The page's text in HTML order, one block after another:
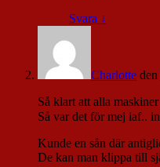
Svara ↓
Charlotte den
Så klart att alla
Så var det för mej iaf..
Kunde en sån där
De kan man klippa till